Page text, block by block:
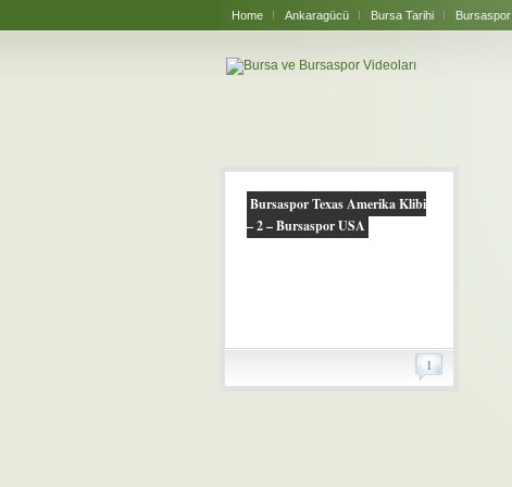
Home Ankaragücü Bursa Tarihi Bursaspor
Bursaspor Texas Amerika Klibi
– 2 – Bursaspor USA
1